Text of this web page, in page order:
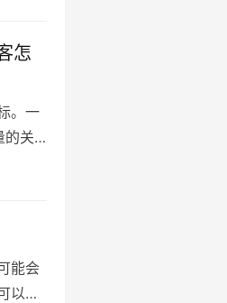
怎
。一
的关
能会
以删